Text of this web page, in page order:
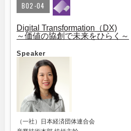
B02-04
Digital Transformation（DX)
～価値の協創で未来をひらく～
Speaker
（一社）日本経済団体連合会